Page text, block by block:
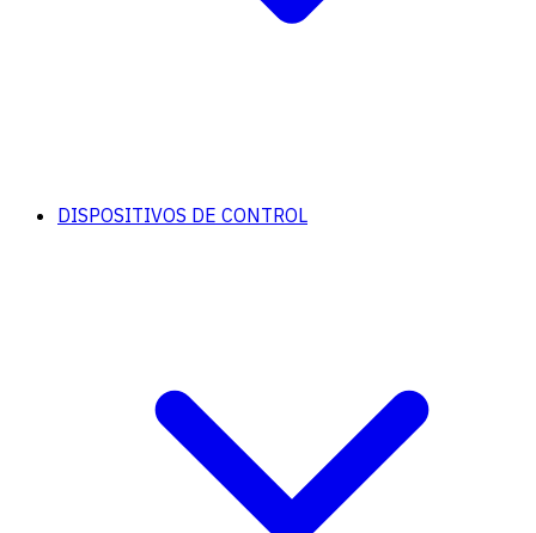
DISPOSITIVOS DE CONTROL